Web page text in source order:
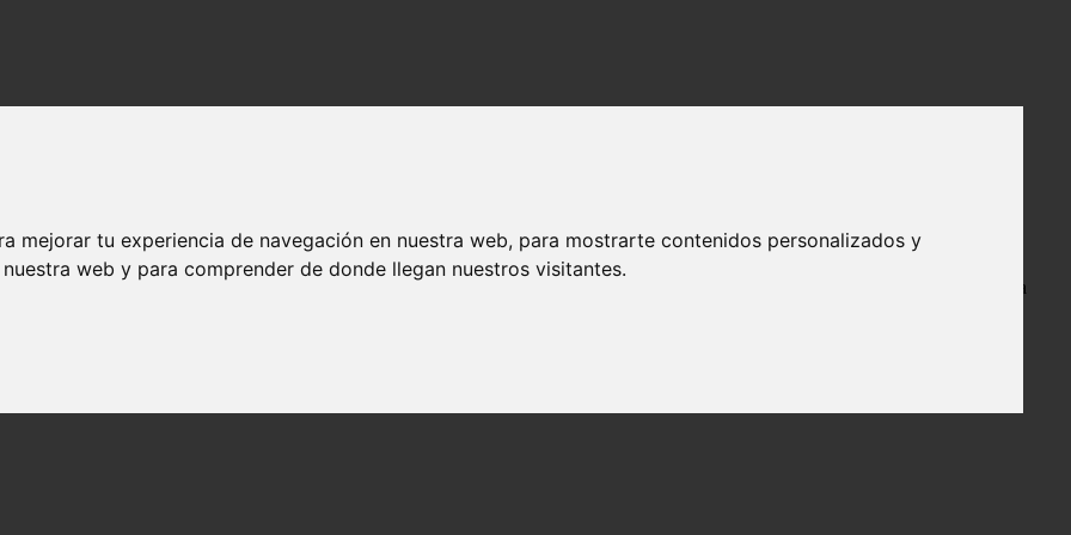
mejorar tu experiencia de navegación en nuestra web, para mostrarte contenidos personalizados y
web y para comprender de donde llegan nuestros visitantes.
el mejor momento para hacerlo. El jazmín es una planta hermosa y aromática que aporta una gran belleza a cualquier
para evitar el crecimiento desordenado y ayudar a mejorar la floración. En este artículo, examinaremos los mejores momentos para
podar y las mejores prácticas para obtener los mejores resultados.